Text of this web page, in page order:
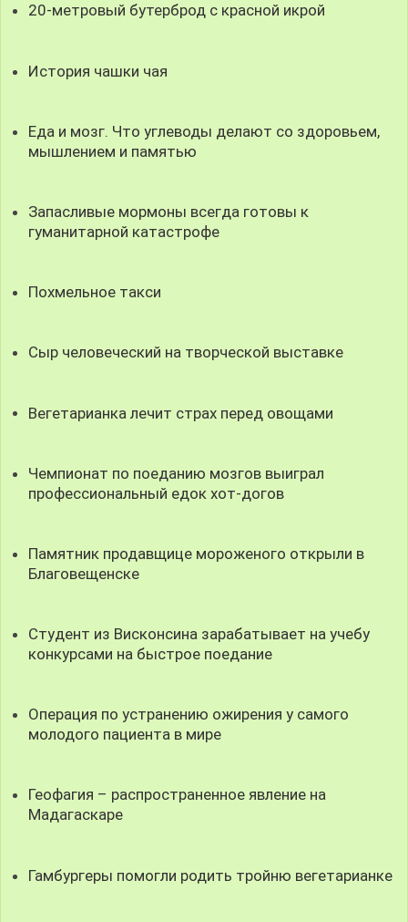
20-метровый бутерброд с красной икрой
История чашки чая
Еда и мозг. Что углеводы делают со здоровьем,
мышлением и памятью
Запасливые мормоны всегда готовы к
гуманитарной катастрофе
Похмельное такси
Сыр человеческий на творческой выставке
Вегетарианка лечит страх перед овощами
Чемпионат по поеданию мозгов выиграл
профессиональный едок хот-догов
Памятник продавщице мороженого открыли в
Благовещенске
Студент из Висконсина зарабатывает на учебу
конкурсами на быстрое поедание
Операция по устранению ожирения у самого
молодого пациента в мире
Геофагия – распространенное явление на
Мадагаскаре
Гамбургеры помогли родить тройню вегетарианке